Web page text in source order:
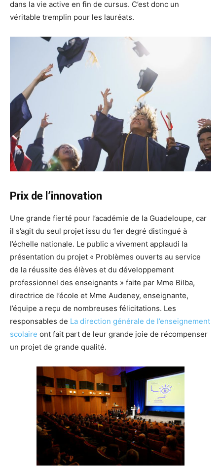
dans la vie active en fin de cursus. C’est donc un
véritable tremplin pour les lauréats.
Prix de l’innovation
Une grande fierté pour l’académie de la Guadeloupe, car
il s’agit du seul projet issu du 1er degré distingué à
l’échelle nationale. Le public a vivement applaudi la
présentation du projet « Problèmes ouverts au service
de la réussite des élèves et du développement
professionnel des enseignants » faite par Mme Bilba,
directrice de l’école et Mme Audeney, enseignante,
l’équipe a reçu de nombreuses félicitations. Les
responsables de La direction générale de l’enseignement
scolaire ont fait part de leur grande joie de récompenser
un projet de grande qualité.